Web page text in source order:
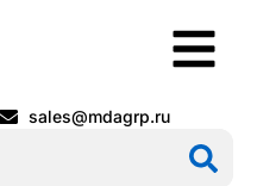
sales@mdagrp.ru